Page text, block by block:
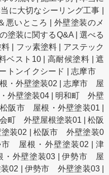
に大切なシーリング工事
悪いところ
外壁塗装のメ
塗装に関するQ&A| 選べる
料 フッ素塗料
アステック
ベスト10| 高耐候塗料
遮
トンイクシード |志摩市
・外壁塗装02
志摩市 屋
外壁塗装04
明和町 外壁
松阪市 屋根・外壁塗装01
町 外壁屋根塗装01
松阪
装02
松阪市 外壁塗装0
市 屋根・外壁塗装02 |津
外壁塗装03 |伊勢市 屋
02 伊勢市 外壁塗装03|